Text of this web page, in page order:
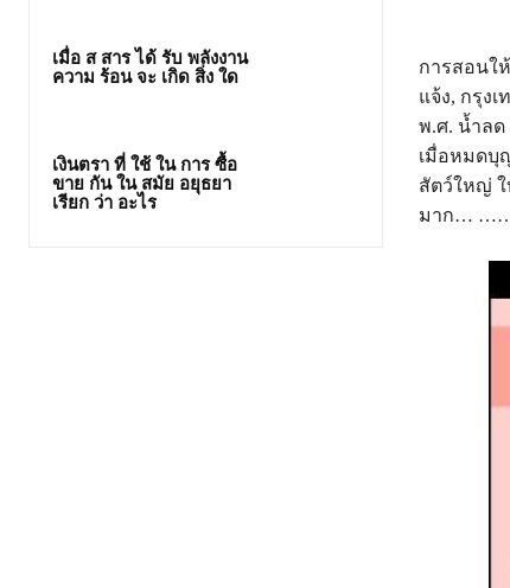
เมื่อ ส สาร ได้ รับ พลังงาน
ความ ร้อน จะ เกิด สิ่ง ใด
เงินตรา ที่ ใช้ ใน การ ซื้อ
ขาย กัน ใน สมัย อยุธยา
เรียก ว่า อะไร
การสอนใ
แจ้ง, กรุง
พ.ศ. น้ำลด
เมื่อหมดบุ
สัตว์ใหญ่ ใ
มาก…